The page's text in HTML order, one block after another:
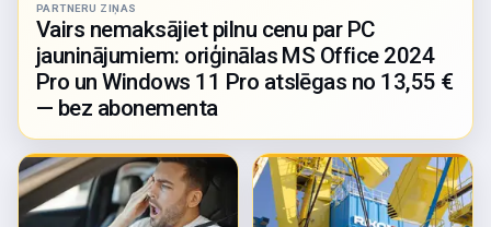
PARTNERU ZIŅAS
Vairs nemaksājiet pilnu cenu par PC
jauninājumiem: oriģinālas MS Office 2024
Pro un Windows 11 Pro atslēgas no 13,55 €
— bez abonementa